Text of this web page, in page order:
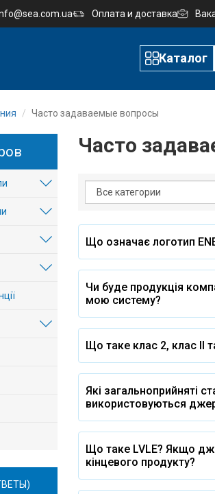
Оплата и доставка
Каталог
Часто задаваемые вопросы
Часто
Що означає логотип
Чи буде продукція
мою систему?
Що таке клас 2, клас II
Які загальноприйняті
використовуються
Що таке LVLE? Якщо
кінцевого продукту?